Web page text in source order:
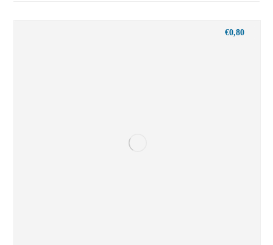
€0,80